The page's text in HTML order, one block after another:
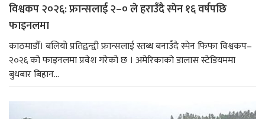
विश्वकप २०२६: फ्रान्सलाई २–० ले हराउँदै स्पेन १६ वर्षपछि
फाइनलमा
काठमाडौँ। बलियो प्रतिद्वन्द्वी फ्रान्सलाई स्तब्ध बनाउँदै स्पेन फिफा विश्वकप–
२०२६ को फाइनलमा प्रवेश गरेको छ । अमेरिकाको डालास स्टेडियममा
बुधबार बिहान...